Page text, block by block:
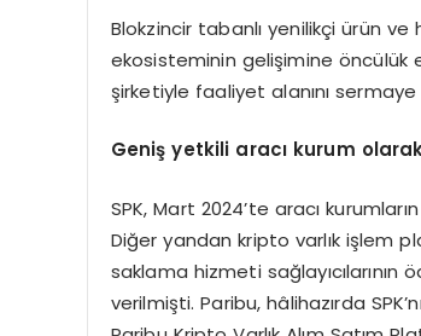
Blokzincir tabanlı yenilikçi ürün
ekosisteminin gelişimine öncülük
şirketiyle faaliyet alanını
Geniş yetkili aracı kurum
SPK, Mart 2024’te aracı
Diğer yandan kripto varlık işlem
saklama hizmeti
verilmişti. Paribu, hâlihazırda